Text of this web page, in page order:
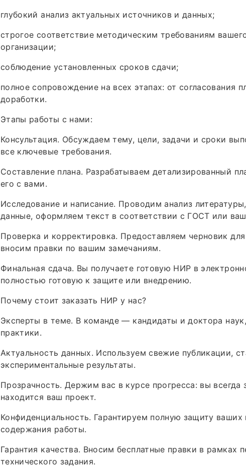
глубокий анализ актуальных источников и данных;
строгое соответствие методическим требованиям
организации;
соблюдение установленных сроков сдачи;
полное сопровождение на всех этапах: от согласования
доработки.
Этапы работы с нами:
Консультация. Обсуждаем тему, цели, задачи и сроки
все ключевые требования.
Составление плана. Разрабатываем детализированный
его с вами.
Исследование и написание. Проводим анализ
данные, оформляем текст в соответствии с ГОСТ или
Проверка и корректировка. Предоставляем черновик
вносим правки по вашим замечаниям.
Финальная сдача. Вы получаете готовую НИР в
полностью готовую к защите или внедрению.
Почему стоит заказать НИР у нас?
Эксперты в теме. В команде — кандидаты и доктора
практики.
Актуальность данных. Используем свежие публикации,
экспериментальные результаты.
Прозрачность. Держим вас в курсе прогресса: вы всегда
находится ваш проект.
Конфиденциальность. Гарантируем полную защиту
содержания работы.
Гарантия качества. Вносим бесплатные правки в рамках
технического задания.